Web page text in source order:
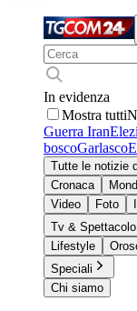
In evidenza
Mostra tutti
Guerra Iran
boscoGarlasco
Tutte le notizie
Cronaca
Video
Foto
Tv & Spettacolo
Lifestyle
Speciali
Chi siamo